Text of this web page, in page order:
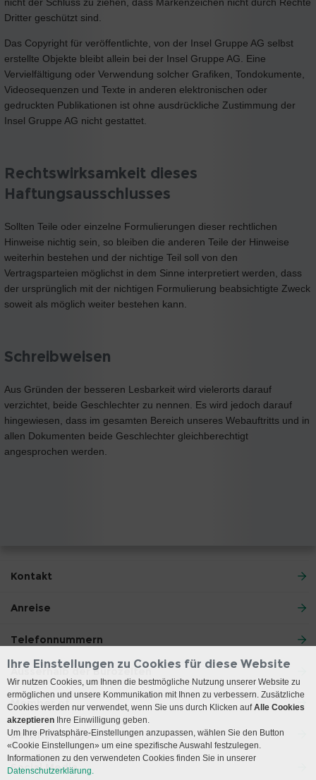
Dritter geschützt sind.
Das Copyright für veröffentlichte, von der Insel Gruppe AG selbst
erstellte Objekte bleibt allein bei der Insel Gruppe AG. Eine
Vervielfältigung oder Verwendung solcher Grafiken, Tondokumente,
Videosequenzen und Texte in anderen elektronischen oder
gedruckten Publikationen ist ohne ausdrückliche Zustimmung der
Insel Gruppe AG nicht gestattet.
Rechtswirksamkeit dieses
Haftungsausschlusses
Sollten Teile oder einzelne Formulierungen dieser rechtlichen
Hinweise nichtig sein, so bleiben die anderen Teile der Hinweise
weiterhin bestehen und der nichtige Teil soll von den
Vertragsparteien möglichst in dem Sinne interpretiert werden, dass
der ursprünglich mit der nichtigen Formulierung beabsichtigte Zweck
soweit als möglich weiter bestehen kann.
Schreibweisen
Aus Gründen der besseren Lesbarkeit wird vielerorts darauf
verzichtet, beide Geschlechter zu nennen. Es wird jedoch darauf
hingewiesen, dass im gesamten Bereich unseres Webauftritts und in
allen Dokumenten beide Geschlechter gleichberechtigt
angesprochen werden.
Kontakt
Anreise
Telefonnummern
Ausserhalb der Bürozeiten
Member of
Zertifizierungen
Social Media
Ihre Einstellungen zu Cookies für diese Website
Wir nutzen Cookies, um Ihnen die bestmögliche Nutzung unserer Website zu
ermöglichen und unsere Kommunikation mit Ihnen zu verbessern. Zusätzliche
Cookies werden nur verwendet, wenn Sie uns durch Klicken aufAlle Cookies
akzeptieren Ihre Einwilligung geben.
Um Ihre Privatsphäre-Einstellungen anzupassen, wählen Sie den Button
«Cookie Einstellungen» um eine spezifische Auswahl festzulegen.
Informationen zu den verwendeten Cookies finden Sie in unserer
Datenschutzerklärung.